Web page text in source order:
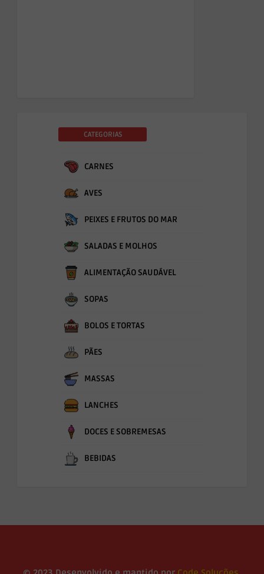
CATEGORIAS
CARNES
AVES
PEIXES E FRUTOS DO MAR
SALADAS E MOLHOS
ALIMENTAÇÃO SAUDÁVEL
SOPAS
BOLOS E TORTAS
PÃES
MASSAS
LANCHES
DOCES E SOBREMESAS
BEBIDAS